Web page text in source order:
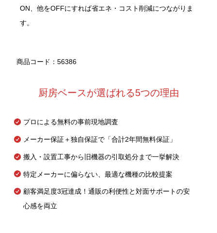
ON、他をOFFにすれば省エネ・コスト削減につながりま
す。
商品コード：56386
厨房ベースが選ばれる5つの理由
プロによる無料の事前現地調査
メーカー保証＋独自保証で「合計2年間無料保証」
搬入・設置工事から旧機器の引取処分まで一挙解決
特定メーカーに偏らない、最適な機種の比較提案
顧客満足度3冠達成！通販の利便性と対面サポートの安
心感を両立